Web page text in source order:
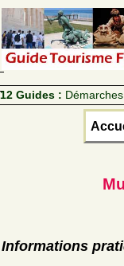
12 Guides :
Informations